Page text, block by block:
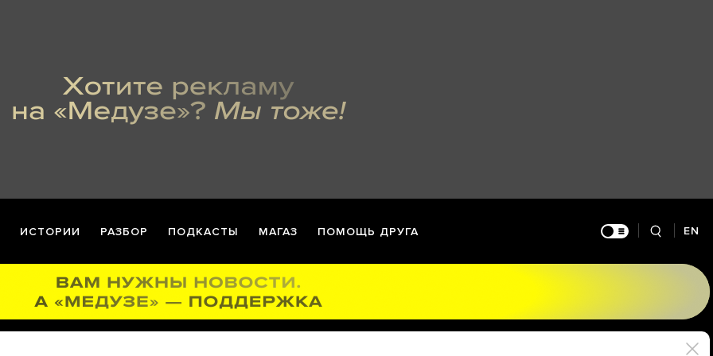
ИСТОРИИ РАЗБОР ПОДКАСТЫ МАГАЗ ПОМОЩЬ ДРУГА EN